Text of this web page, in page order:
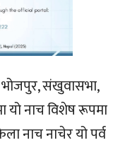
भोजपुर, संखुवासभा,
यो नाच विशेष रूपमा
नाच नाचेर यो पर्व